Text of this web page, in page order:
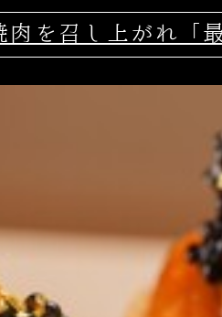
肉を召し上がれ「